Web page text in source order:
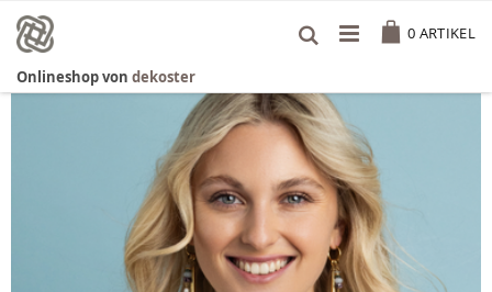
Inhalt
springen
0 ARTIKEL
Onlineshop von dekoster